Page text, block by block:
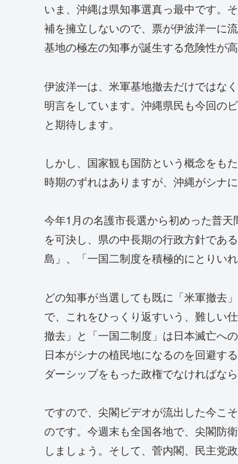
いま、沖縄は県知事選真っ最中です。
補を擁立しないので、票が伊波洋一に
基地の極左の知事が誕生する危険性が
伊波洋一は、米軍基地撤去だけではな
明言をしています。沖縄県民も今回の
と期待します。
しかし、国家観も国防という概念をも
時期のずれはありますが、沖縄がシナ
今年1月の名護市長選から初めった普
を可決し、県の中長期の行政方針であ
島」、「一国二制度を積極的にとりい
どの知事が当選しても既に「米軍撤去
で、これをひっくり返すいう、難しい
撤去」と「一国二制度」は日本滅亡へ
日本がシナの植民地になるのを回避す
ダーシップをもった政権でなければなら
ですので、尖閣ビデオが流出した今こ
のです。今週末も全国各地で、尖閣防
しましょう。そして、菅内閣、民主党